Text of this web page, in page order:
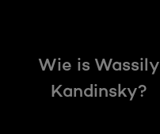
Wie is Wassily
Kandinsky?